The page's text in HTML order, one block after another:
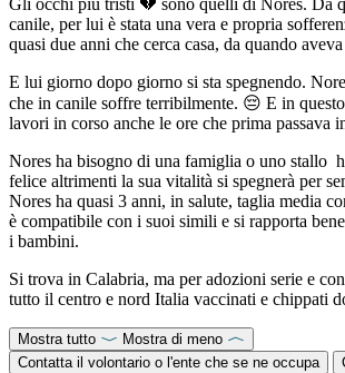
canile, per lui è stata una vera e propria
quasi due anni che cerca casa, da quando
E lui giorno dopo giorno si sta spegnendo.
che in canile soffre terribilmente. 😔 E in
lavori in corso anche le ore che prima passava
Nores ha bisogno di una famiglia o uno stallo
felice altrimenti la sua vitalità si spegnerà per
Nores ha quasi 3 anni, in salute, taglia media
è compatibile con i suoi simili e si rapporta
i bambini.
Si trova in Calabria, ma per adozioni serie e
tutto il centro e nord Italia vaccinati e chippati
Mostra tutto
Mostra di meno
Contatta il volontario o l'ente che se ne occupa